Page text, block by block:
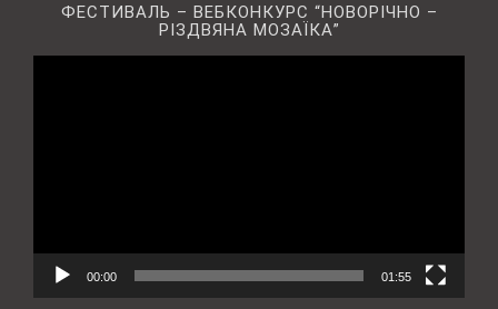
ФЕСТИВАЛЬ – ВЕБКОНКУРС “НОВОРІЧНО –
РІЗДВЯНА МОЗАЇКА”
00:00 01:55